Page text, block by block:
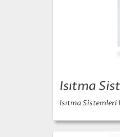
Isıtma
Isıtma Sistemleri